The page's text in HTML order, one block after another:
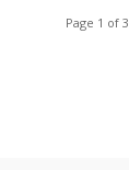
Page 1 of 3